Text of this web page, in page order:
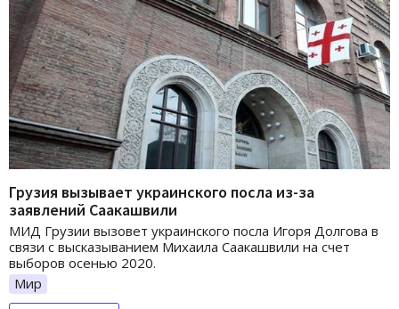
Грузия вызывает украинского посла из-за
заявлений Саакашвили
МИД Грузии вызовет украинского посла Игоря Долгова в
связи с высказыванием Михаила Саакашвили на счет
выборов осенью 2020.
Мир